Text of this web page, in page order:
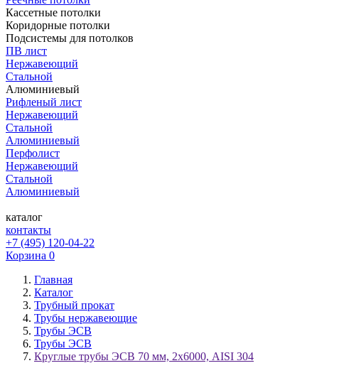
Кассетные потолки
Коридорные потолки
Подсистемы для потолков
ПВ лист
Нержавеющий
Стальной
Алюминиевый
Рифленый лист
Нержавеющий
Стальной
Алюминиевый
Перфолист
Нержавеющий
Стальной
Алюминиевый
каталог
контакты
+7 (495) 120-04-22
Корзина 0
Главная
Каталог
Трубный прокат
Трубы нержавеющие
Трубы ЭСВ
Трубы ЭСВ
Круглые трубы ЭСВ 70 мм, 2х6000, AISI 304